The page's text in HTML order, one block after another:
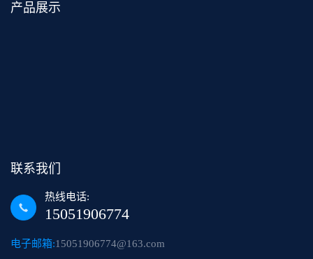
产品展示
联系我们
热线电话:
15051906774
电子邮箱:15051906774@163.com